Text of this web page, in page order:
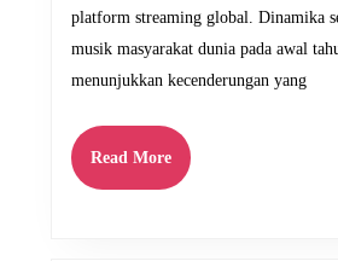
platform streaming global. Dinamika
musik masyarakat dunia pada awal
menunjukkan kecenderungan yang
Read MoreRead
More